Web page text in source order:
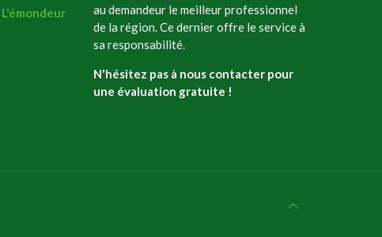
L'émondeur
au demandeur le meilleur professionnel
de la région. Ce dernier offre le service à
sa responsabilité.
N'hésitez pas à nous contacter pour
une évaluation gratuite !